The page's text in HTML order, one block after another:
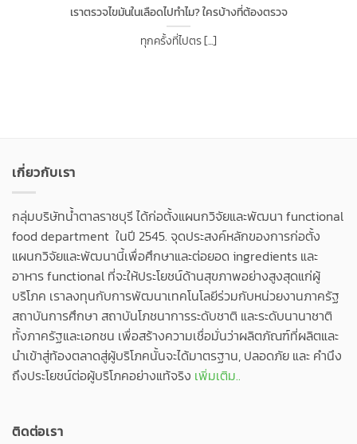
เราตรวจไขมันในเลือดไปทำไม? ใครบ้างที่ต้องตรวจ
ทุกครั้งที่ไปตร [...]
เกี่ยวกับเรา
กลุ่มบริษัทน้ำตาลราชบุรี ได้ก่อตั้งแผนกวิจัยและพัฒนา functional
food department ในปี 2545. จุดประสงค์หลักของการก่อตั้ง
แผนกวิจัยและพัฒนานี้เพื่อศึกษาและต่อยอด ingredients และ
อาหาร functional ที่จะให้ประโยชน์ด้านสุขภาพอย่างสูงสุดแก่ผู้
บริโภค เราลงทุนกับการพัฒนาเทคโนโลยีร่วมกับหน่วยงานภาครัฐ
สถาบันการศึกษา สถาบันโภชนาการระดับชาติ และระดับนานาชาติ
ทั้งภาครัฐและเอกชน เพื่อสร้างความเชื่อมั่นว่าผลิตภัณฑ์ที่ผลิตและ
นำเข้าสู่ท้องตลาดสู่ผู้บริโภคนั้นจะได้มาตรฐาน, ปลอดภัย และ คำนึง
ถึงประโยชน์ต่อผู้บริโภคอย่างแท้จริง เพิ่มเติม..
ติดต่อเรา